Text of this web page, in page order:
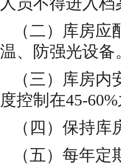
（二）库房应
温、防强光设备
（三）库房内
度控制在45-60%
（四）保持库
（五）每年定